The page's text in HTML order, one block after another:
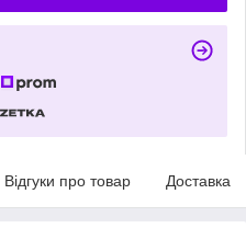
Відгуки про товар Доставка